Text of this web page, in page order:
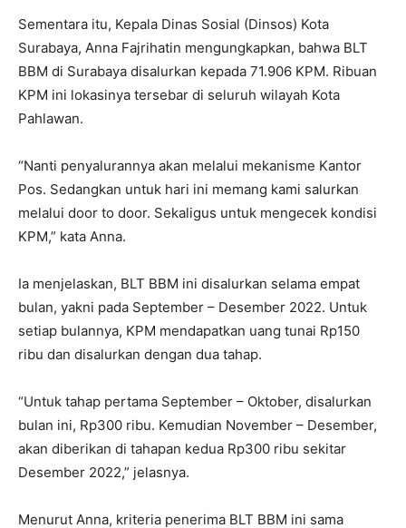
Sementara itu, Kepala Dinas Sosial (Dinsos) Kota
Surabaya, Anna Fajrihatin mengungkapkan, bahwa BLT
BBM di Surabaya disalurkan kepada 71.906 KPM. Ribuan
KPM ini lokasinya tersebar di seluruh wilayah Kota
Pahlawan.
“Nanti penyalurannya akan melalui mekanisme Kantor
Pos. Sedangkan untuk hari ini memang kami salurkan
melalui door to door. Sekaligus untuk mengecek kondisi
KPM,” kata Anna.
Ia menjelaskan, BLT BBM ini disalurkan selama empat
bulan, yakni pada September – Desember 2022. Untuk
setiap bulannya, KPM mendapatkan uang tunai Rp150
ribu dan disalurkan dengan dua tahap.
“Untuk tahap pertama September – Oktober, disalurkan
bulan ini, Rp300 ribu. Kemudian November – Desember,
akan diberikan di tahapan kedua Rp300 ribu sekitar
Desember 2022,” jelasnya.
Menurut Anna, kriteria penerima BLT BBM ini sama